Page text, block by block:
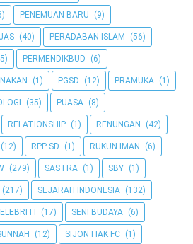
PENEMUAN BARU (9)
(40) PERADABAN ISLAM (56)
PERMENDIKBUD (6)
(1) PGSD (12) PRAMUKA (1)
(35) PUASA (8)
RELATIONSHIP (1) RENUNGAN (42)
(12) RPP SD (1) RUKUN IMAN (6)
(279) SASTRA (1) SBY (1)
(217) SEJARAH INDONESIA (132)
(17) SENI BUDAYA (6)
(12) SIJONTIAK FC (1)